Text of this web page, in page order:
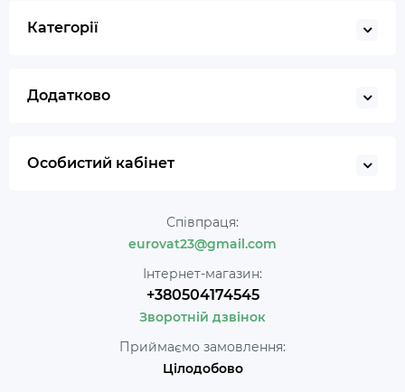
Категорії
Додатково
Особистий кабінет
Співпраця:
eurovat23@gmail.com
Інтернет-магазин:
+380504174545
Зворотній дзвінок
Приймаємо замовлення:
Цілодобово